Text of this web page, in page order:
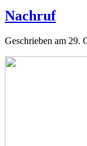
Nachruf
Geschrieben am 29.